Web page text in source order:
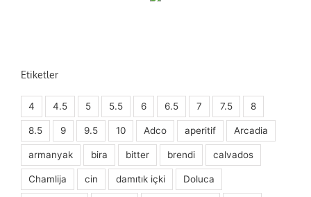
Etiketler
4 4.5 5 5.5 6 6.5 7 7.5 8
8.5 9 9.5 10 Adco aperitif Arcadia
armanyak bira bitter brendi calvados
Chamlija cin damıtık içki Doluca